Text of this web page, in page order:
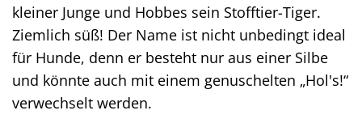
kleiner Junge und Hobbes sein Stofftier-Tiger.
Ziemlich süß! Der Name ist nicht unbedingt ideal
für Hunde, denn er besteht nur aus einer Silbe
und könnte auch mit einem genuschelten „Hol's!“
verwechselt werden.